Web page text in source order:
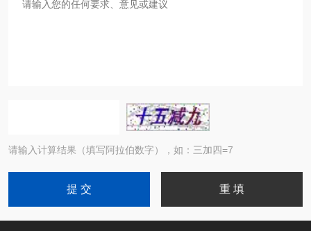
请输入计算结果（填写阿拉伯数字），如：三加四=7